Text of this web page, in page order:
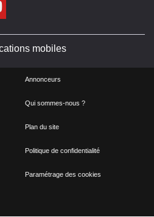
mobiles
Annonceurs
Qui sommes-nous ?
Plan du site
Politique de confidentialité
Paramétrage des cookies